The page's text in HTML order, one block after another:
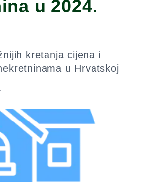
u 2024.
kretanja cijena i
u Hrvatskoj